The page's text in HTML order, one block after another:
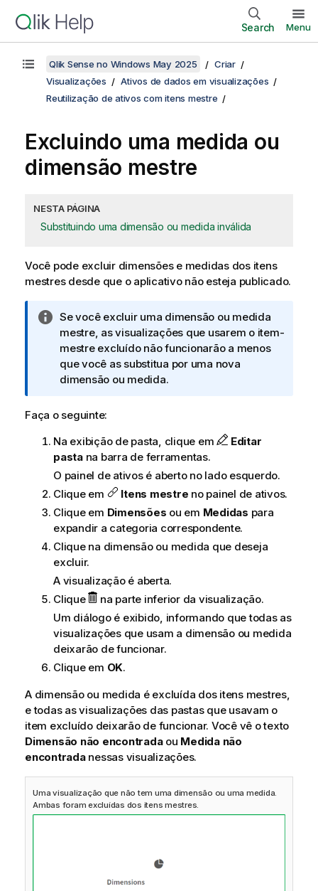
Search Menu
Qlik Sense no Windows May 2025
Criar
Visualizações
Ativos de dados em visualizações
Reutilização de ativos com itens mestre
Excluindo uma medida ou
dimensão mestre
NESTA PÁGINA
Substituindo uma dimensão ou medida inválida
Você pode excluir dimensões e medidas dos itens
mestresdesde que o aplicativo não esteja publicado.
N
o
t
a
i
f
r
m
a
t
v
a
Se você excluir uma dimensão ou medida
mestre, as visualizações que usarem o item-
mestre excluído não funcionarão a menos
que você as substitua por uma nova
dimensão ou medida.
Faça o seguinte:
Na exibição de pasta, clique em
Editar
pastana barra de ferramentas.
O painel de ativos é aberto no lado esquerdo.
Clique em
Itens mestre no painel de ativos.
Clique em Dimensões ou em Medidas para
expandir a categoria correspondente.
Clique na dimensão ou medida que deseja
excluir.
A visualização é aberta.
Clique
na parte inferior da visualização.
Um diálogo é exibido, informando que todas as
visualizações que usam a dimensão ou medida
deixarão de funcionar.
Clique em OK.
A dimensão ou medida é excluída dos itens mestres,
e todas as visualizações das pastas que usavam o
item excluído deixarão de funcionar. Você vê o texto
Dimensão não encontradaou Medida não
encontradanessas visualizações.
Uma visualização que não tem uma dimensão ou uma medida.
Ambas foram excluídas dos itens mestres.